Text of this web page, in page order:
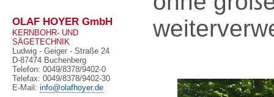
OLAF HOYER GmbH
KERNBOHR- UND
SÄGETECHNIK
Ludwig - Geiger - Straße 24
D-87474 Buchenberg
Telefon: 0049/8378/9402-0
Telefax: 0049/8378/9402-30
E-Mail: info@olafhoyer.de